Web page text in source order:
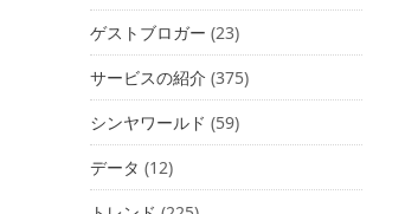
ゲストブロガー (23)
サービスの紹介 (375)
シンヤワールド (59)
データ (12)